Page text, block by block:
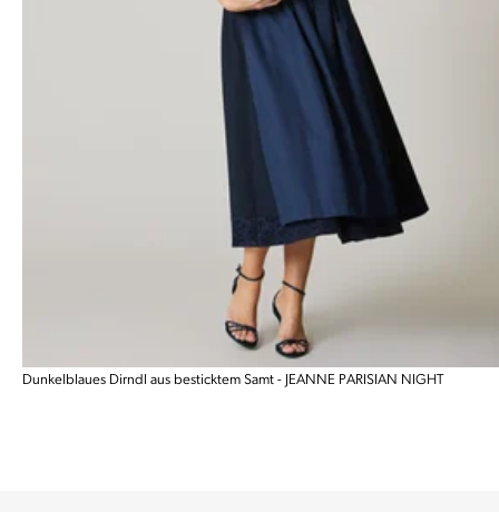
Dunkelblaues Dirndl aus besticktem Samt - JEANNE PARISIAN NIGHT